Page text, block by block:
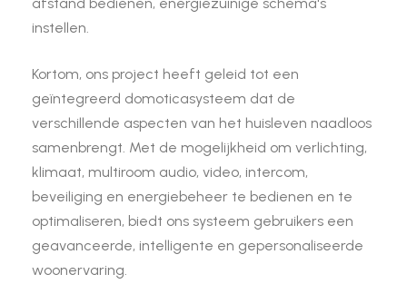
instellen.
Kortom, ons project heeft geleid tot een
geïntegreerd domoticasysteem dat de
verschillende aspecten van het huisleven naadloos
samenbrengt. Met de mogelijkheid om verlichting,
klimaat, multiroom audio, video, intercom,
beveiliging en energiebeheer te bedienen en te
optimaliseren, biedt ons systeem gebruikers een
geavanceerde, intelligente en gepersonaliseerde
woonervaring.